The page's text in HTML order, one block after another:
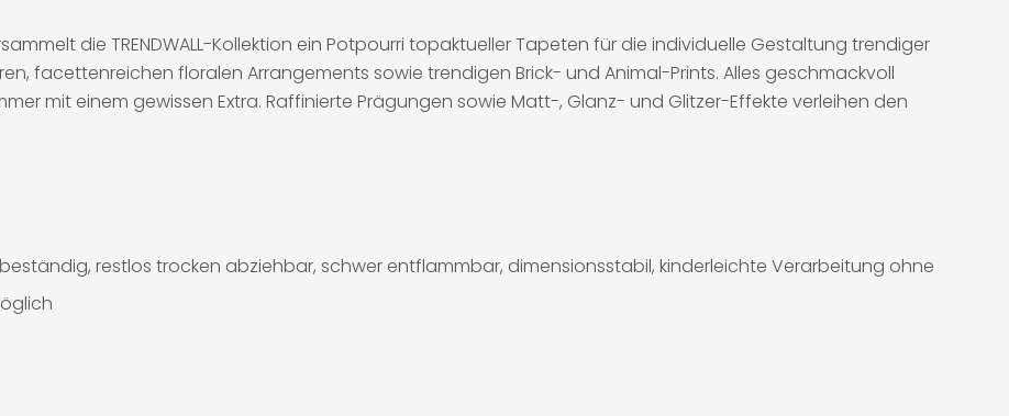
die TRENDWALL-Kollektion ein Potpourri topaktueller Tapeten für die individuelle Gestaltung trendiger
facettenreichen floralen Arrangements sowie trendigen Brick- und Animal-Prints. Alles geschmackvoll
mit einem gewissen Extra. Raffinierte Prägungen sowie Matt-, Glanz- und Glitzer-Effekte verleihen den
restlos trocken abziehbar, schwer entflammbar, dimensionsstabil, kinderleichte Verarbeitung ohne